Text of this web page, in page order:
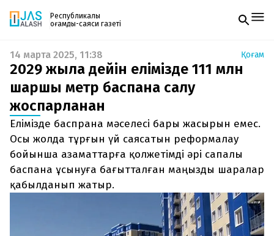
Республикалық
қоғамдық-саяси газеті
Жаңалықтар
Спорт
Live
Руханият
Аймақ
Архив
Заң және тәртіп
+7 708 604 51 06
Жарнама бөлімі
+7 701 220 64 52
Газетке жазылу
PDF форматтағы газетті ай сайын электронды
поштаңызға алып отырыңыз. Жаңа нөмір
шыққан сәтте сізге бірден жіберіледі. Тек email
енгізіңіз, біз қалғанын өзіміз жібереміз.
14 марта 2025, 11:38 Қоғам
2029 жылға дейін елімізде 111 млн
шаршы метр баспана салу
жоспарланған
Елімізде баспрана мәселесі бары жасырын емес.
Осы жолда тұрғын үй саясатын реформалау
бойынша азаматтарға қолжетімді әрі сапалы
баспана ұсынуға бағытталған маңызды шаралар
қабылданып жатыр.